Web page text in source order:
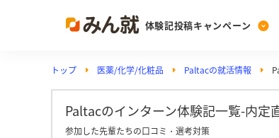
体験記投稿キャンペーン
Post
投稿する
Ranking
ランキングを
PickUp
注目の企業特
トップ 医薬/化学/化粧品 Paltacの就活情報
Paltacのインターン体験記一覧-内定
参加した先輩たちの口コミ・選考対策